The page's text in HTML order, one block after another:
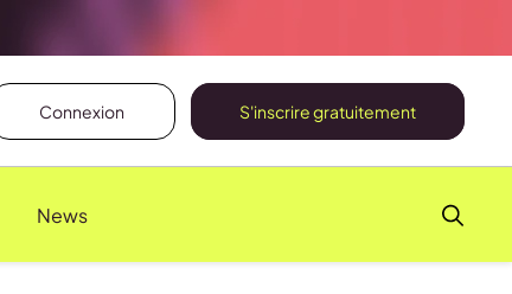
Connexion S'inscrire gratuitement
News